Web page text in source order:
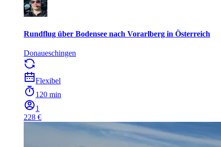
Rundflug über Bodensee nach Vorarlberg in Österreich
Donaueschingen
Flexibel
120 min
1
228 €